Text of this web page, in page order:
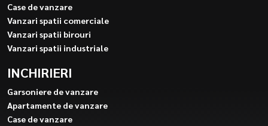
Case de vanzare
Vanzari spatii comerciale
Vanzari spatii birouri
Vanzari spatii industriale
INCHIRIERI
Garsoniere de vanzare
Apartamente de vanzare
Case de vanzare